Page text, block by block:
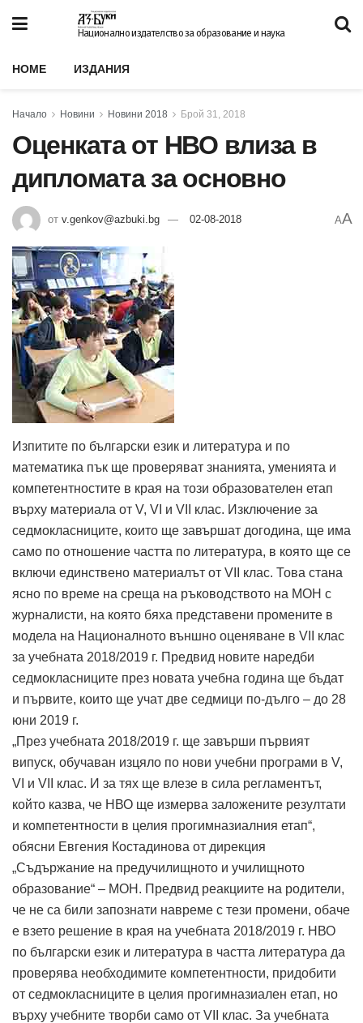
Национално издателство за образование и наука
HOME ИЗДАНИЯ
Начало Новини Новини 2018 Брой 31, 2018
Оценката от НВО влиза в
дипломата за основно
от v.genkov@azbuki.bg 02-08-2018 AA
Изпитите по български език и литература и по
математика пък ще проверяват знанията, уменията и
компетентностите в края на този образователен етап
върху материала от V, VI и VII клас. Изключение за
седмокласниците, които ще завършат догодина, ще има
само по отношение частта по литература, в която ще се
включи единствено материалът от VII клас. Това стана
ясно по време на среща на ръководството на МОН с
журналисти, на която бяха представени промените в
модела на Националното външно оценяване в VII клас
за учебната 2018/2019 г. Предвид новите наредби
седмокласниците през новата учебна година ще бъдат
и първите, които ще учат две седмици по-дълго – до 28
юни 2019 г.
„През учебната 2018/2019 г. ще завърши първият
випуск, обучаван изцяло по нови учебни програми в V,
VI и VII клас. И за тях ще влезе в сила регламентът,
който казва, че НВО ще измерва заложените резултати
и компетентности в целия прогимназиалния етап“,
обясни Евгения Костадинова от дирекция
„Съдържание на предучилищното и училищното
образование“ – МОН. Предвид реакциите на родители,
че не са били запознати навреме с тези промени, обаче
е взето решение в края на учебната 2018/2019 г. НВО
по български език и литература в частта литература да
проверява необходимите компетентности, придобити
от седмокласниците в целия прогимназиален етап, но
върху учебните творби само от VII клас. За учебната